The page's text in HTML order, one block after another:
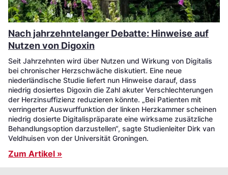
Nach jahrzehntelanger Debatte: Hinweise auf
Nutzen von Digoxin
Seit Jahrzehnten wird über Nutzen und Wirkung von Digitalis
bei chronischer Herzschwäche diskutiert. Eine neue
niederländische Studie liefert nun Hinweise darauf, dass
niedrig dosiertes Digoxin die Zahl akuter Verschlechterungen
der Herzinsuffizienz reduzieren könnte. „Bei Patienten mit
verringerter Auswurffunktion der linken Herzkammer scheinen
niedrig dosierte Digitalispräparate eine wirksame zusätzliche
Behandlungsoption darzustellen“, sagte Studienleiter Dirk van
Veldhuisen von der Universität Groningen.
Zum Artikel »